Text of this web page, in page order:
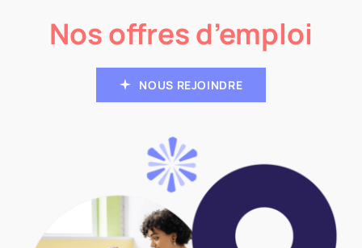
Nos offres d’emploi
NOUS REJOINDRE